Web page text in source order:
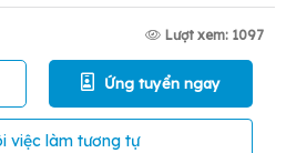
Lượt xem: 1097
Ứng tuyển ngay
việc làm tương tự